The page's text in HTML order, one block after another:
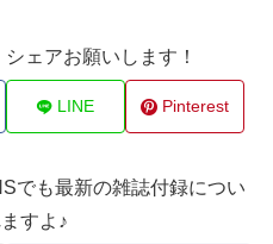
ェアお願いします！
LINE Pinterest
でも最新の雑誌付録につい
すよ♪